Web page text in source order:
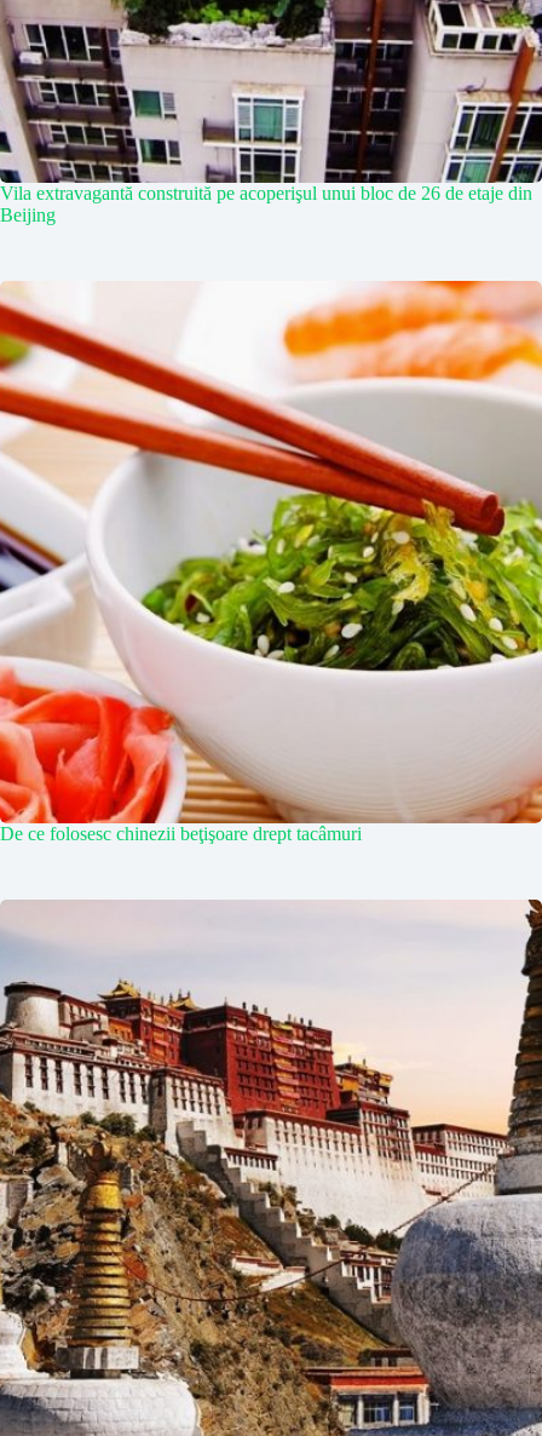
Vila extravagantă construită pe acoperişul unui bloc de 26 de etaje din
Beijing
De ce folosesc chinezii beţişoare drept tacâmuri